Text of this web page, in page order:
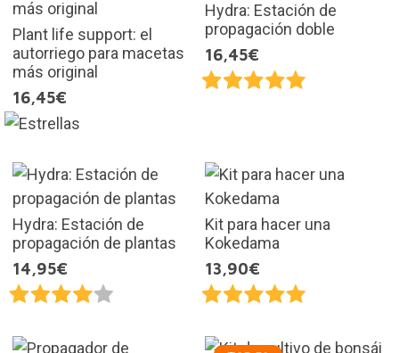
Plant life support: el
autorriego para macetas
más original
16,45€
Hydra: Estación de
propagación doble
16,45€
Hydra: Estación de
propagación de plantas
14,95€
Kit para hacer una
Kokedama
13,90€